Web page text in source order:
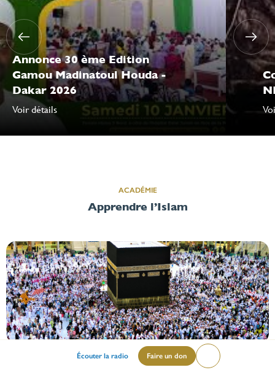
Annonce 30 ème Edition
Gamou Madinatoul Houda -
Dakar 2026
Voir détails
ACADÉMIE
Apprendre l’Islam
Écouter la radio Faire un don Lire